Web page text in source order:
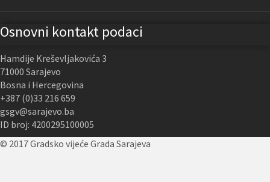
Osnovni kontakt podaci
Hamdije Kreševljakovića 3
71000 Sarajevo
Bosna i Hercegovina
+387 (0)33 216 659
gsgv@sarajevo.ba
ID broj: 4200295100005
© 2017 Gradsko vijeće Grada Sarajeva